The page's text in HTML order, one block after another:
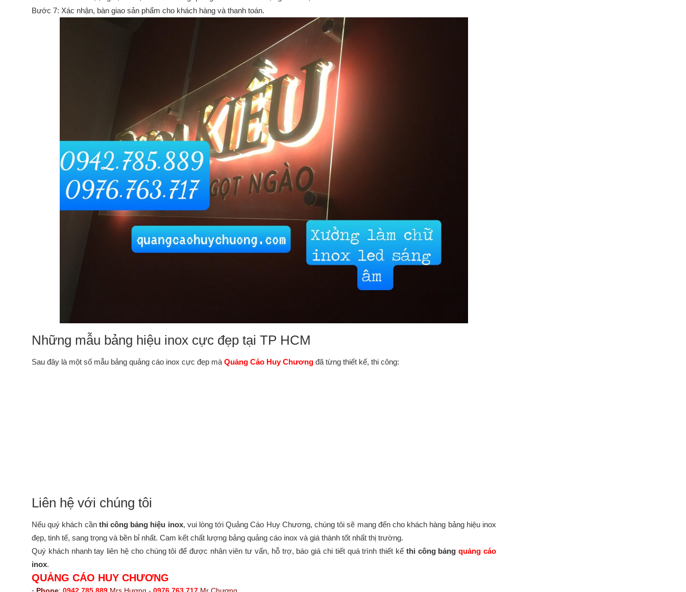
Bước 7: Xác nhận, bàn giao sản phẩm cho khách hàng và thanh toán.
Những mẫu bảng hiệu inox cực đẹp tại TP HCM
Sau đây là một số mẫu bảng quảng cáo inox cực đẹp mà Quảng Cáo Huy Chương đã từng thiết kế, thi công:
Liên hệ với chúng tôi
Nếu quý khách cầnthi công bảng hiệu inox, vui lòng tới Quảng Cáo Huy Chương, chúng tôi sẽ mang đến cho khách hàng bảng hiệu inox
đẹp, tinh tế, sang trọng và bền bỉ nhất. Cam kết chất lượng bảng quảng cáo inox và giá thành tốt nhất thị trường.
Quý khách nhanh tay liên hệ cho chúng tôi để được nhân viên tư vấn, hỗ trợ, báo giá chi tiết quá trình thiết kế thi công bảngquảng cáo
inox.
QUẢNG CÁO HUY CHƯƠNG